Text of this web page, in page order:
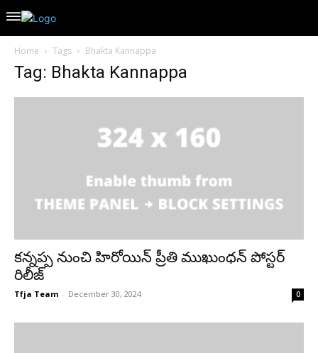
Home Tags Bhakta Kannappa
Tag: Bhakta Kannappa
కన్నప్ప నుంచి హిరోయిన్ ప్రీతి ముఖుంధన్ పోస్టర్
రిలీజ్
Tfja Team - December 30, 2024 0